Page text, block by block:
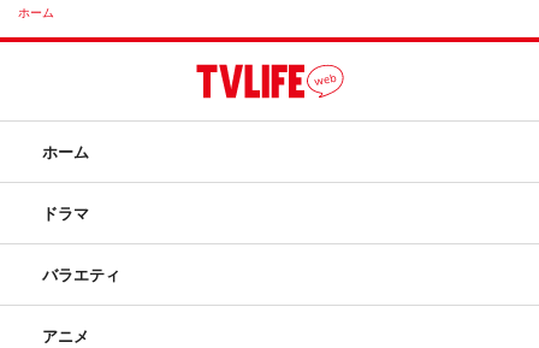
ホーム
ホーム
ドラマ
バラエティ
アニメ